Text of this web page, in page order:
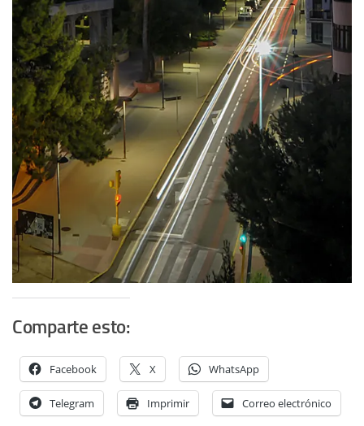
Comparte esto:
Facebook X WhatsApp
Telegram Imprimir Correo electrónico